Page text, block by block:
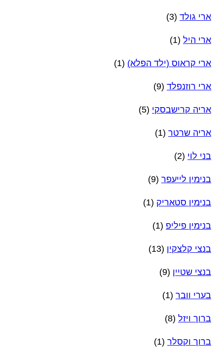
ארי גולד (3)
ארי היל (1)
ארי קראוס (ילד הפלא) (1)
ארי רוזנפלד (9)
אריה קרישבסקי (5)
אריה שרטר (1)
בני לוי (2)
בנימין לייעפר (9)
בנימין סטאריק (1)
בנימין פיליפ (1)
בנצי קלצקין (13)
בנצי שטיין (9)
בערי וובר (1)
ברוך ויזל (8)
ברוך וקסלר (1)